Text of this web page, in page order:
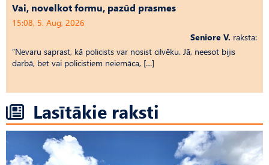
Vai, novelkot formu, pazūd prasmes
15:08, 5. Aug, 2026
Seniore V. raksta:
“Nevaru saprast, kā policists var nosist cilvēku. Jā, neesot bijis
darbā, bet vai policistiem neiemāca, […]
Lasītākie raksti